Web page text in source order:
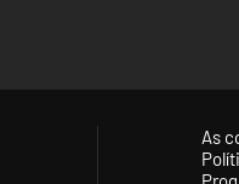
As